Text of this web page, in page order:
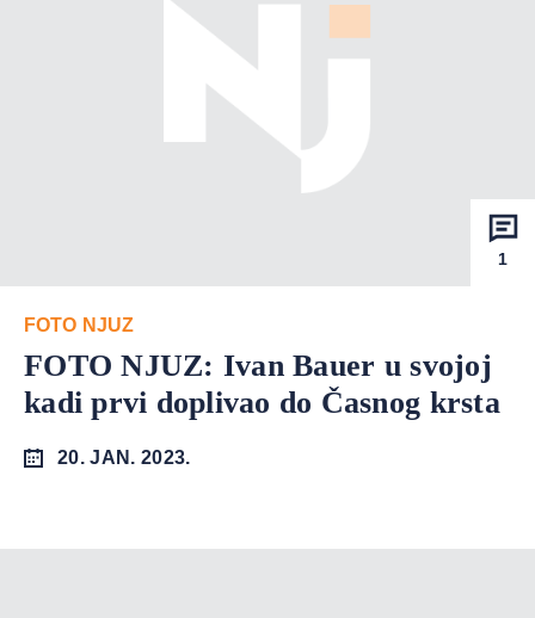
1
FOTO NJUZ
FOTO NJUZ: Ivan Bauer u svojoj
kadi prvi doplivao do Časnog krsta
20. JAN. 2023.